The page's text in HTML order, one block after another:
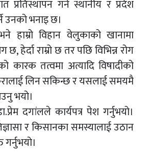
गर्न स्थानीय र प्रदेश
उनको भनाइ छ।
हाम्रो विहान वेलुकाको खानामा
छ, हेर्दा राम्रो छ तर पछि विभिन्न रोग
कारक तत्वमा अत्यादि विषादीको
लिन सकिन्छ र यसलाई समयमै
भयो।
दगांलले कार्यपत्र पेश गर्नुभयो।
र किसानका समस्यालाई उठान
गर्नुभयो।